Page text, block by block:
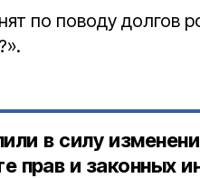
по поводу долгов
в силу
прав и законных